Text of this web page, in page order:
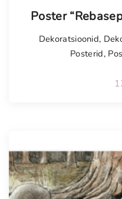
Poster
Dekoratsioonid,
Posterid,